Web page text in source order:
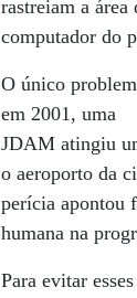
rastreiam a área
computador do
O único
em 2001, uma
JDAM atingiu
o aeroporto da
perícia apontou
humana na
Para evitar